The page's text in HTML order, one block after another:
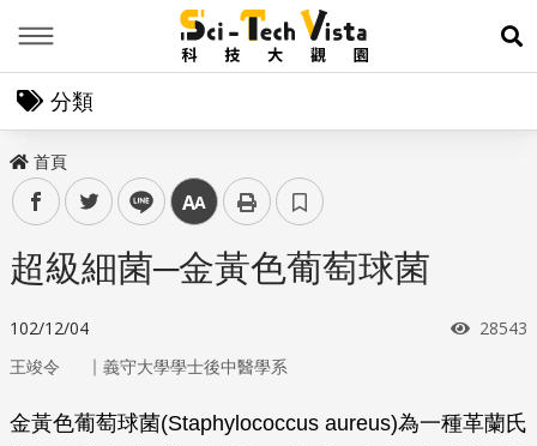
展
分類
首頁
facebooktwitter line 中
超級細菌─金黃色葡萄球菌
102/12/04 瀏覽次
28543
王竣令 ｜ 義守大學學士後中醫學系
金黃色葡萄球菌(Staphylococcus aureus)為一種革蘭氏